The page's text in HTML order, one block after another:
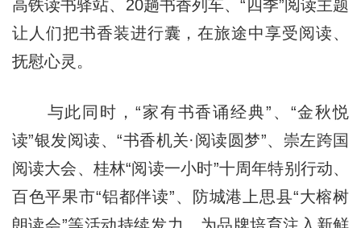
高铁读书驿站、20趟书香列车、“四季”阅读主题
让人们把书香装进行囊，在旅途中享受阅读、
抚慰心灵。
与此同时，“家有书香诵经典”、“金秋悦
读”银发阅读、“书香机关·阅读圆梦”、崇左跨国
阅读大会、桂林“阅读一小时”十周年特别行动、
百色平果市“铝都伴读”、防城港上思县“大榕树
朗读会”等活动持续发力，为品牌培育注入新鲜